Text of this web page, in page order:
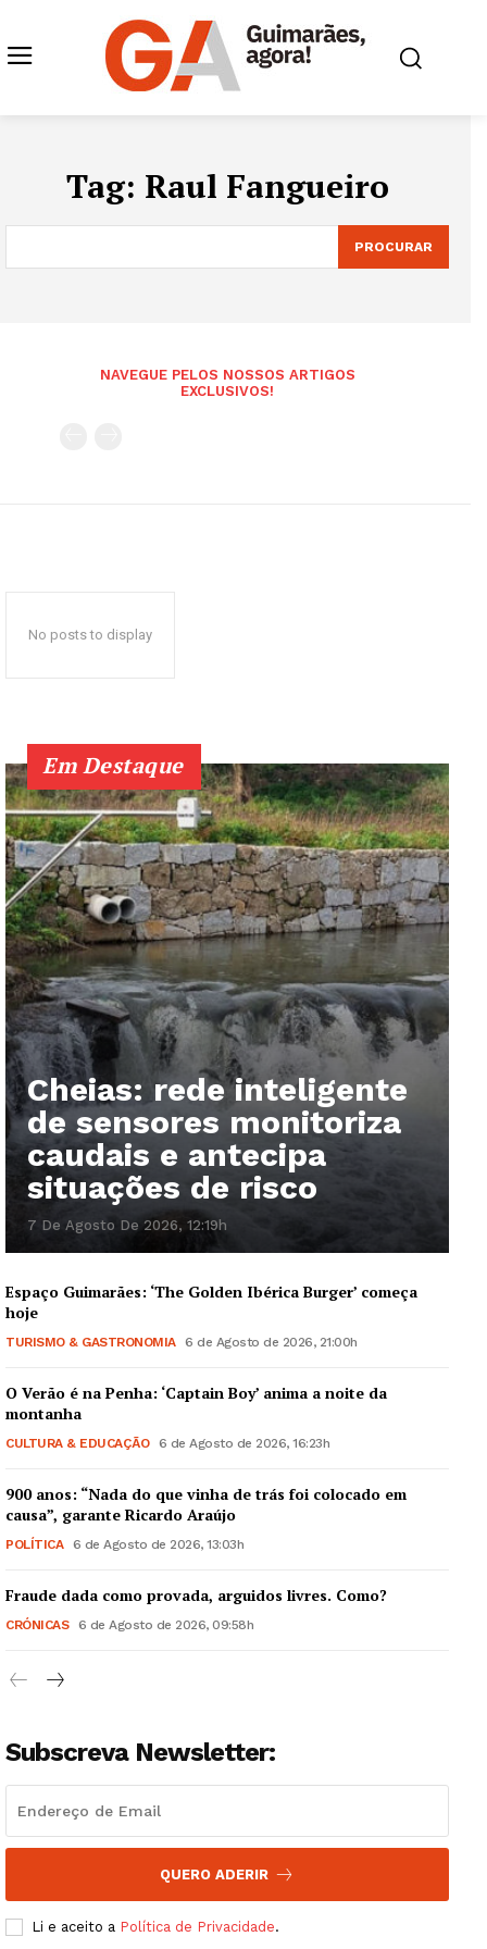
Guimarães, agora!
Institucional
Artigos
Edição Digital
Tag: Raul Fangueiro
PROCURAR
NAVEGUE PELOS NOSSOS ARTIGOS
EXCLUSIVOS!
No posts to display
Em Destaque
Cheias: rede inteligente
de sensores monitoriza
caudais e antecipa
situações de risco
7 De Agosto De 2026, 12:19h
Espaço Guimarães: ‘The Golden Ibérica Burger’ começa
hoje
TURISMO & GASTRONOMIA 6 de Agosto de 2026, 21:00h
O Verão é na Penha: ‘Captain Boy’ anima a noite da
montanha
CULTURA & EDUCAÇÃO 6 de Agosto de 2026, 16:23h
900 anos: “Nada do que vinha de trás foi colocado em
causa”, garante Ricardo Araújo
POLÍTICA 6 de Agosto de 2026, 13:03h
Fraude dada como provada, arguidos livres. Como?
CRÓNICAS 6 de Agosto de 2026, 09:58h
Subscreva Newsletter:
QUERO ADERIR
Li e aceito a Política de Privacidade.